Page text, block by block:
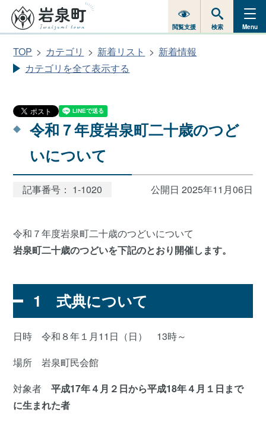
閲覧支援 検索 Menu
TOP カテゴリ 新着リスト
新着情報
カテゴリを全て表示する
令和７年度岩泉町二十歳のつど
いについて
記事番号： 1-1020 公開日 2025年11月06日
令和７年度岩泉町二十歳のつどいについて
岩泉町二十歳のつどいを下記のとおり開催します。
1 式典について
日時 令和８年１月11日（日） 13時～
場所 岩泉町民会館
対象者平成17年４月２日から平成18年４月１日まで
に生まれた者